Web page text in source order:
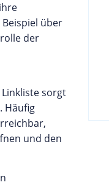
über
der
sorgt
Häufig
und den